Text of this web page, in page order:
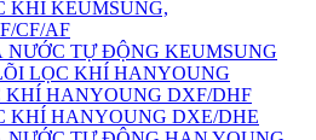
KHÍ KEUMSUNG,
CF/AF
NƯỚC TỰ ĐỘNG KEUMSUNG
LỌC KHÍ HANYOUNG
KHÍ HANYOUNG DXF/DHF
KHÍ HANYOUNG DXE/DHE